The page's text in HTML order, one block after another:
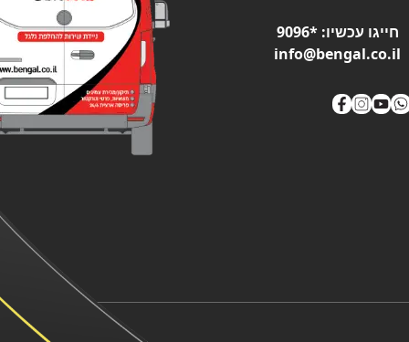
חייגו עכשיו:*9096
info@bengal.co.il